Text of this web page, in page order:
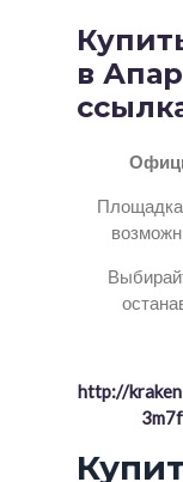
в
Площадка
http://